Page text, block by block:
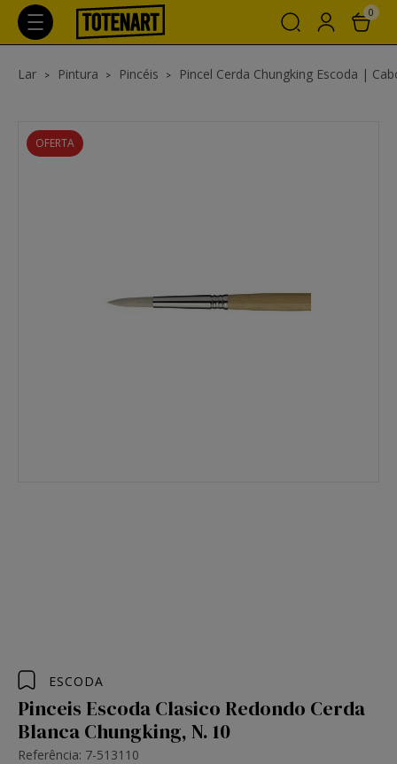
0
Lar Pintura Pincéis Pincel Cerda Chungking Escoda |
OFERTA
ESCODA
Pinceis Escoda Clasico Redondo Cerda
Blanca Chungking, N. 10
Referência: 7-513110